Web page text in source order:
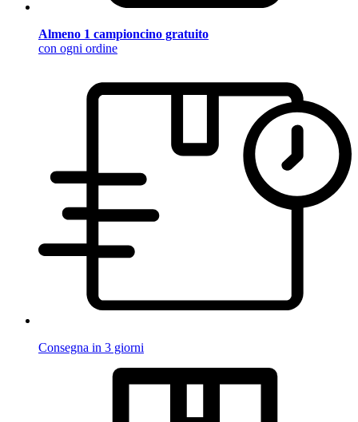
Almeno 1 campioncino gratuito
con ogni ordine
Consegna in 3 giorni